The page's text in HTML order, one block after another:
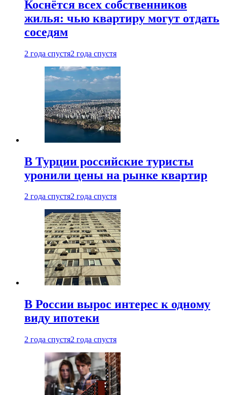
Коснётся всех собственников
жилья: чью квартиру могут отдать
соседям
2 года спустя2 года спустя
В Турции российские туристы
уронили цены на рынке квартир
2 года спустя2 года спустя
В России вырос интерес к одному
виду ипотеки
2 года спустя2 года спустя